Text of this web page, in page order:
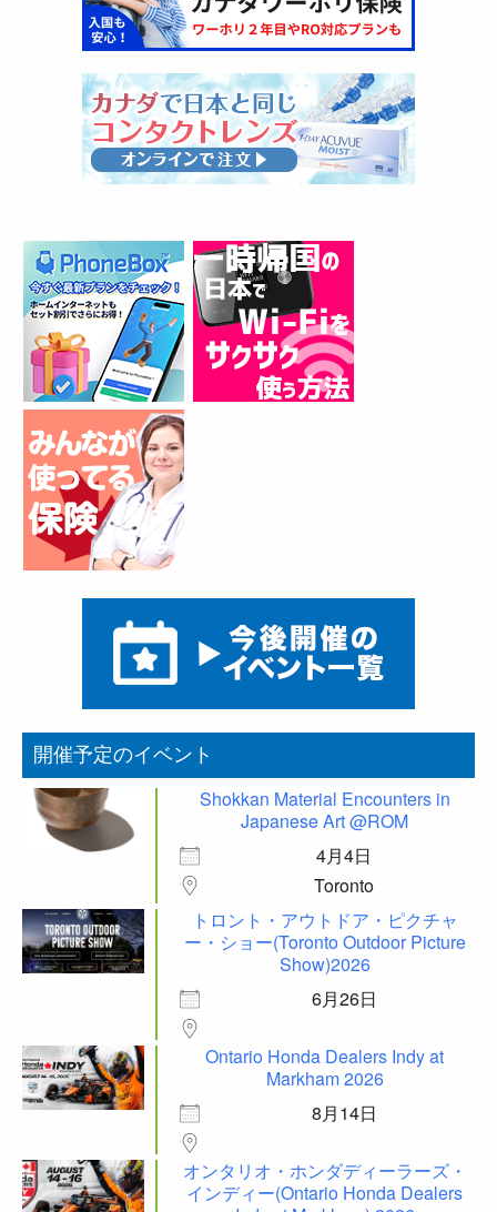
開催予定のイベント
Shokkan Material Encounters in
Japanese Art @ROM
4月4日
Toronto
トロント・アウトドア・ピクチャ
ー・ショー(Toronto Outdoor Picture
Show)2026
6月26日
Ontario Honda Dealers Indy at
Markham 2026
8月14日
オンタリオ・ホンダディーラーズ・
インディー(Ontario Honda Dealers